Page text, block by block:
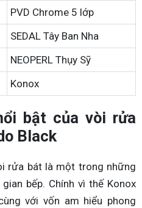
PVD Chrome 5 lớp
SEDAL Tây Ban Nha
NEOPERL Thụy Sỹ
Konox
bật của vòi rửa
Black
rửa bát là một trong những
bếp. Chính vì thế Konox
với vốn am hiểu phong